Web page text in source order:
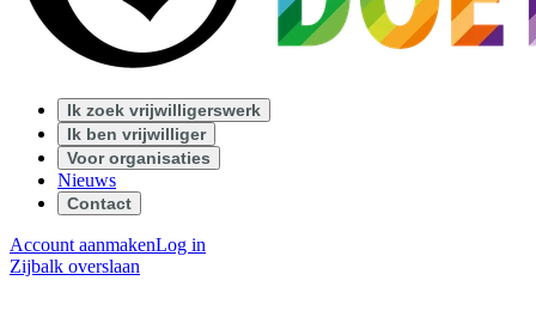
Ik zoek vrijwilligerswerk
Ik ben vrijwilliger
Voor organisaties
Nieuws
Contact
Account aanmakenLog in
Zijbalk overslaan